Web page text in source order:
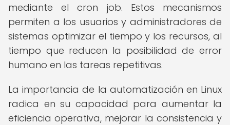
mediante el cron job. Estos mecanismos
permiten a los usuarios y administradores de
sistemas optimizar el tiempo y los recursos, al
tiempo que reducen la posibilidad de error
humano en las tareas repetitivas.
La importancia de la automatización en Linux
radica en su capacidad para aumentar la
eficiencia operativa, mejorar la consistencia y